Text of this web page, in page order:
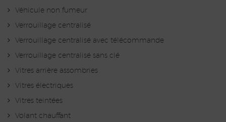
Véhicule non fumeur
Verrouillage centralisé
Verrouillage centralisé avec télécommande
Verrouillage centralisé sans clé
Vitres arrière assombries
Vitres électriques
Vitres teintées
Volant chauffant